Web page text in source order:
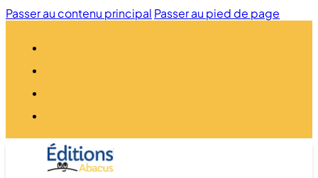
Passer au contenu principal Passer au pied de page